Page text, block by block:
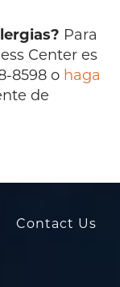
Para
Center es
8598 o haga
de
Contact Us